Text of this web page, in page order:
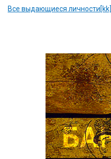
Все выдающиеся личности[kk]